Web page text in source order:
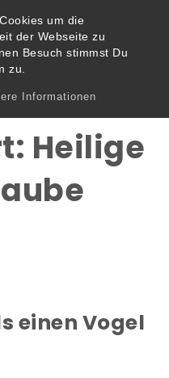
um die
der Webseite zu
Besuch stimmst Du
zu.
Informationen
Heilige
einen Vogel